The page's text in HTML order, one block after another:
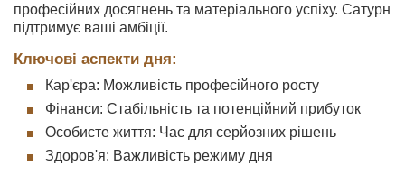
професійних досягнень та матеріального успіху. Сатурн
підтримує ваші амбіції.
Ключові аспекти дня:
Кар'єра: Можливість професійного росту
Фінанси: Стабільність та потенційний прибуток
Особисте життя: Час для серйозних рішень
Здоров'я: Важливість режиму дня